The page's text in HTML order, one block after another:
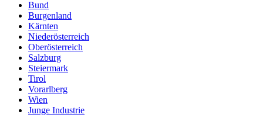
Bund
Burgenland
Kärnten
Niederösterreich
Oberösterreich
Salzburg
Steiermark
Tirol
Vorarlberg
Wien
Junge Industrie